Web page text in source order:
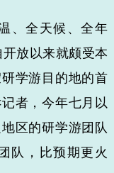
全天候、全年
放以来就颇受本
学游目的地的首
者，今年七月以
区的研学游团队
队，比预期更火